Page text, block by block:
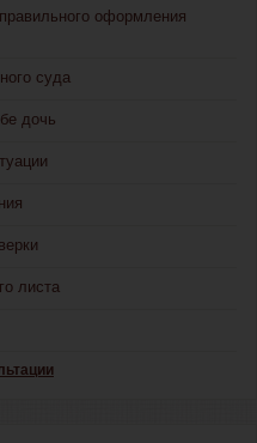
оформления
суда
дочь
листа